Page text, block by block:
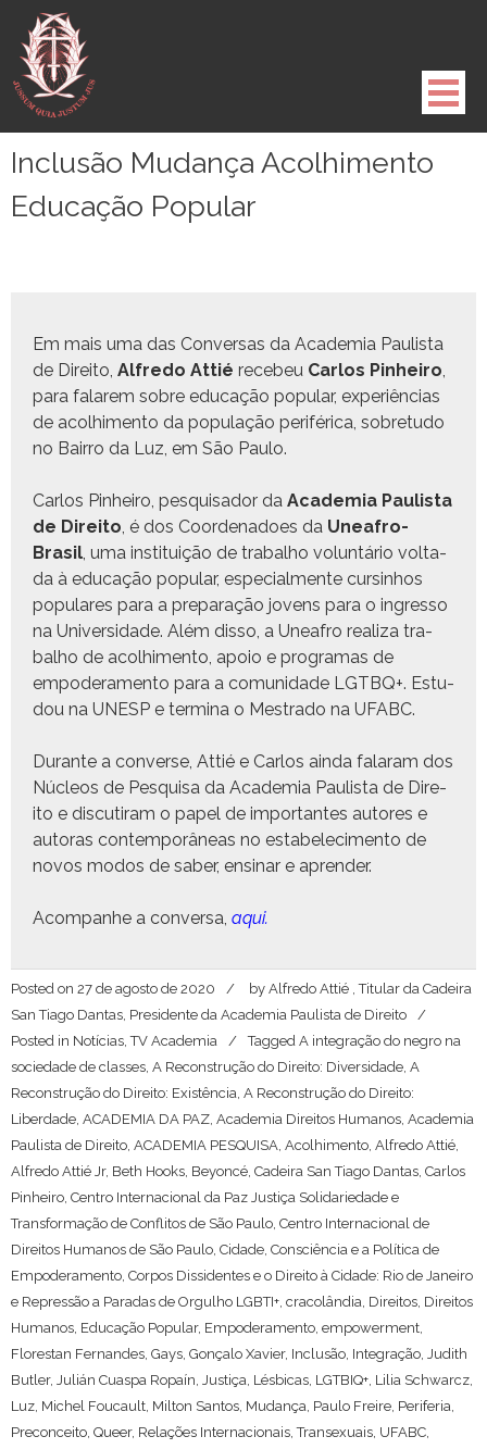
para
conteúdo
Inclusão Mudança Acolhimento
Educação Popular
Em mais uma das Con­ver­sas da Acad­e­mia Paulista
de Dire­ito, Alfre­do Attié rece­beu Car­los Pin­heiro,
para falarem sobre edu­cação pop­u­lar, exper­iên­cias
de acol­hi­men­to da pop­u­lação per­iféri­ca, sobre­tu­do
no Bair­ro da Luz, em São Paulo.
Car­los Pin­heiro, pesquisador da Acad­e­mia Paulista
de Dire­ito, é dos Coor­de­na­does da Uneafro-
Brasil, uma insti­tu­ição de tra­bal­ho vol­un­tário volta­
da à edu­cação pop­u­lar, espe­cial­mente cursin­hos
pop­u­lares para a preparação jovens para o ingres­so
na Uni­ver­si­dade. Além dis­so, a Uneafro real­iza tra­
bal­ho de acol­hi­men­to, apoio e pro­gra­mas de
empodera­men­to para a comu­nidade LGTBQ+. Estu­
dou na UNESP e ter­mi­na o Mestra­do na UFABC.
Durante a con­verse, Attié e Car­los ain­da falaram dos
Núcleos de Pesquisa da Acad­e­mia Paulista de Dire­
ito e dis­cu­ti­ram o papel de impor­tantes autores e
autoras con­tem­porâneas no esta­b­elec­i­men­to de
novos mod­os de saber, ensi­nar e aprender.
Acom­pan­he a con­ver­sa, aqui.
Posted on 27 de agosto de 2020 by Alfredo Attié , Titular da Cadeira
San Tiago Dantas, Presidente da Academia Paulista de Direito
Posted in Notícias,TV Academia Tagged A integração do negro na
sociedade de classes, A Reconstrução do Direito: Diversidade, A
Reconstrução do Direito: Existência, A Reconstrução do Direito:
Liberdade, ACADEMIA DA PAZ, Academia Direitos Humanos, Academia
Paulista de Direito, ACADEMIA PESQUISA, Acolhimento, Alfredo Attié,
Alfredo Attié Jr, Beth Hooks, Beyoncé, Cadeira San Tiago Dantas, Carlos
Pinheiro, Centro Internacional da Paz Justiça Solidariedade e
Transformação de Conflitos de São Paulo, Centro Internacional de
Direitos Humanos de São Paulo, Cidade, Consciência e a Política de
Empoderamento, Corpos Dissidentes e o Direito à Cidade: Rio de Janeiro
e Repressão a Paradas de Orgulho LGBTI+, cracolândia, Direitos, Direitos
Humanos, Educação Popular, Empoderamento, empowerment,
Florestan Fernandes, Gays, Gonçalo Xavier, Inclusão, Integração, Judith
Butler, Julián Cuaspa Ropaín, Justiça, Lésbicas, LGTBIQ+, Lilia Schwarcz,
Luz, Michel Foucault, Milton Santos, Mudança, Paulo Freire, Periferia,
Preconceito, Queer, Relações Internacionais,Transexuais, UFABC,